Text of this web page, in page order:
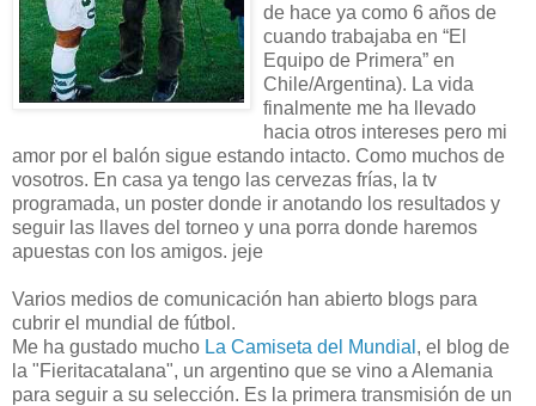
de hace ya como 6 años de
cuando trabajaba en “El
Equipo de Primera” en
Chile/Argentina). La vida
finalmente me ha llevado
hacia otros intereses pero mi
amor por el balón sigue estando intacto. Como muchos de
vosotros. En casa ya tengo las cervezas frías, la tv
programada, un poster donde ir anotando los resultados y
seguir las llaves del torneo y una porra donde haremos
apuestas con los amigos. jeje
Varios medios de comunicación han abierto blogs para
cubrir el mundial de fútbol.
Me ha gustado mucho La Camiseta del Mundial , el blog de
la "Fieritacatalana", un argentino que se vino a Alemania
para seguir a su selección. Es la primera transmisión de un